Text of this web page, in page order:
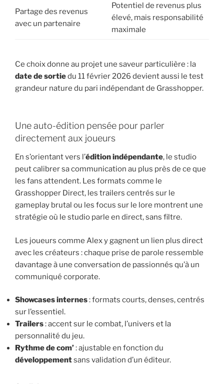
Partage des revenus
avec un partenaire
Potentiel de revenus plus
élevé, mais responsabilité
maximale
Ce choix donne au projet une saveur particulière : la
date de sortiedu 11 février 2026 devient aussi le test
grandeur nature du pari indépendant de Grasshopper.
Une auto-édition pensée pour parler
directement aux joueurs
En s’orientant vers l’édition indépendante, le studio
peut calibrer sa communication au plus près de ce que
les fans attendent. Les formats comme le
Grasshopper Direct, les trailers centrés sur le
gameplay brutal ou les focus sur le lore montrent une
stratégie où le studio parle en direct, sans filtre.
Les joueurs comme Alex y gagnent un lien plus direct
avec les créateurs : chaque prise de parole ressemble
davantage à une conversation de passionnés qu’à un
communiqué corporate.
Showcases internes: formats courts, denses, centrés
sur l’essentiel.
Trailers: accent sur le combat, l’univers et la
personnalité du jeu.
Rythme de com’: ajustable en fonction du
développementsans validation d’un éditeur.